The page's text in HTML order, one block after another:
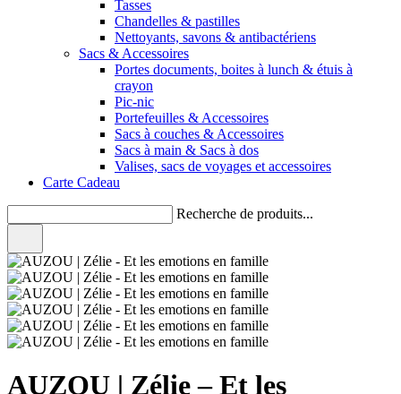
Tasses
Chandelles & pastilles
Nettoyants, savons & antibactériens
Sacs & Accessoires
Portes documents, boites à lunch & étuis à
crayon
Pic-nic
Portefeuilles & Accessoires
Sacs à couches & Accessoires
Sacs à main & Sacs à dos
Valises, sacs de voyages et accessoires
Carte Cadeau
Recherche de produits...
AUZOU | Zélie – Et les